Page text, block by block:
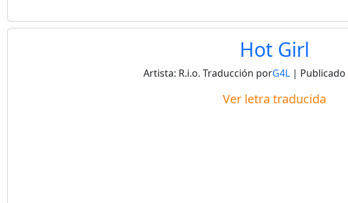
Hot Girl
Artista: R.i.o. Traducción porG4L | Publicado
Ver letra traducida